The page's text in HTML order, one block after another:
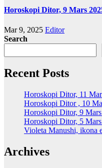
Horoskopi Ditor, 9 Mars
Mar 9, 2025 Editor
Search
Recent Posts
Horoskopi Ditor, 11
Horoskopi Ditor , 10
Horoskopi Ditor, 9
Horoskopi Ditor, 5
Violeta Manushi, ikona
Archives